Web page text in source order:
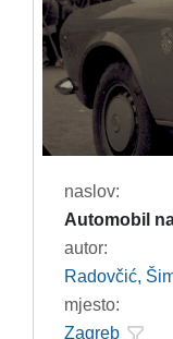
naslov:
Automobil
autor:
Radovčić,
mjesto:
Zagreb